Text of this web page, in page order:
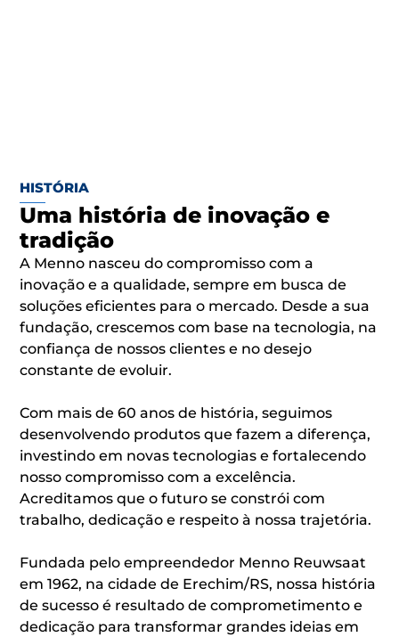
HISTÓRIA
Uma história de inovação e
tradição
A Menno nasceu do compromisso com a
inovação e a qualidade, sempre em busca de
soluções eficientes para o mercado. Desde a sua
fundação, crescemos com base na tecnologia, na
confiança de nossos clientes e no desejo
constante de evoluir.
Com mais de 60 anos de história, seguimos
desenvolvendo produtos que fazem a diferença,
investindo em novas tecnologias e fortalecendo
nosso compromisso com a excelência.
Acreditamos que o futuro se constrói com
trabalho, dedicação e respeito à nossa trajetória.
Fundada pelo empreendedor Menno Reuwsaat
em 1962, na cidade de Erechim/RS, nossa história
de sucesso é resultado de comprometimento e
dedicação para transformar grandes ideias em